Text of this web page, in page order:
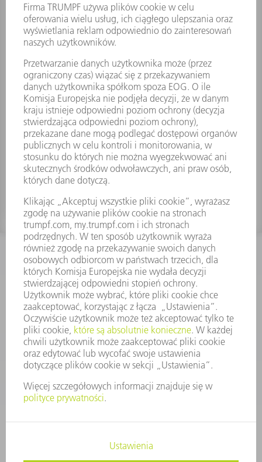
On - output card dio2
Nr materiału: 1535381
KONTAKT
Dział Części Zamiennych i Narzędzi
48225753936
8.00 - 17.00
czesci.zamienne@trumpf.com